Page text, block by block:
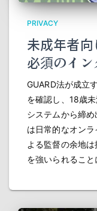
PRIVACY
未成年者
必須のイ
GUARD法が成立
を確認し、18歳
システムから締
は日常的なオン
よる監督の余地
を強いられること